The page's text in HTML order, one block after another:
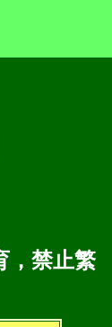
，禁止繁